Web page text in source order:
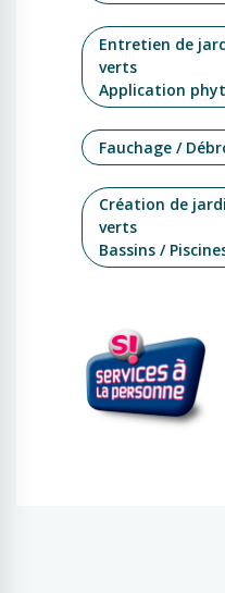
Entretien de
verts
Application
Fauchage /
Création de
verts
Bassins /